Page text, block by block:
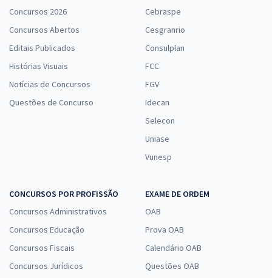
Concursos 2026
Concursos Abertos
Editais Publicados
Histórias Visuais
Notícias de Concursos
Questões de Concurso
Cebraspe
Cesgranrio
Consulplan
FCC
FGV
Idecan
Selecon
Uniase
Vunesp
CONCURSOS POR PROFISSÃO
Concursos Administrativos
Concursos Educação
Concursos Fiscais
Concursos Jurídicos
EXAME DE ORDEM
OAB
Prova OAB
Calendário OAB
Questões OAB